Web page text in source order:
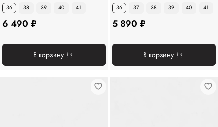
36 38 39 40 41
6 490 ₽
В корзину
36 37 38 39 40 41
5 890 ₽
В корзину